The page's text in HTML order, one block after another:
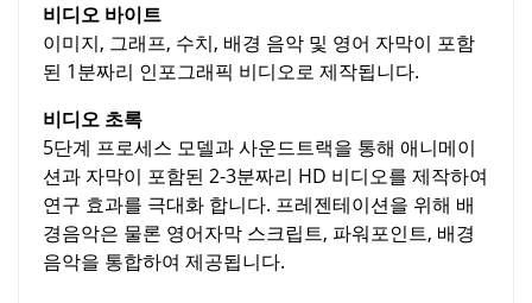
비디오 바이트
이미지, 그래프, 수치, 배경 음악 및 영어 자막이 포함
된 1분짜리 인포그래픽 비디오로 제작됩니다.
비디오 초록
5단계 프로세스 모델과 사운드트랙을 통해 애니메이
션과 자막이 포함된 2-3분짜리 HD 비디오를 제작하여
연구 효과를 극대화 합니다. 프레젠테이션을 위해 배
경음악은 물론 영어자막 스크립트, 파워포인트, 배경
음악을 통합하여 제공됩니다.